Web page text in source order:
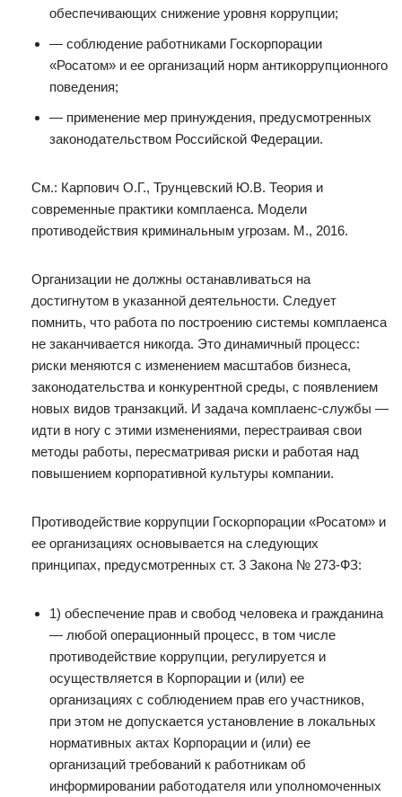
обеспечивающих снижение уровня коррупции;
— соблюдение работниками Госкорпорации
«Росатом» и ее организаций норм антикоррупционного
поведения;
— применение мер принуждения, предусмотренных
законодательством Российской Федерации.
См.: Карпович О.Г., Трунцевский Ю.В. Теория и
современные практики комплаенса. Модели
противодействия криминальным угрозам. М., 2016.
Организации не должны останавливаться на
достигнутом в указанной деятельности. Следует
помнить, что работа по построению системы комплаенса
не заканчивается никогда. Это динамичный процесс:
риски меняются с изменением масштабов бизнеса,
законодательства и конкурентной среды, с появлением
новых видов транзакций. И задача комплаенс-службы —
идти в ногу с этими изменениями, перестраивая свои
методы работы, пересматривая риски и работая над
повышением корпоративной культуры компании.
Противодействие коррупции Госкорпорации «Росатом» и
ее организациях основывается на следующих
принципах, предусмотренных ст. 3 Закона № 273-ФЗ:
1) обеспечение прав и свобод человека и гражданина
— любой операционный процесс, в том числе
противодействие коррупции, регулируется и
осуществляется в Корпорации и (или) ее
организациях с соблюдением прав его участников,
при этом не допускается установление в локальных
нормативных актах Корпорации и (или) ее
организаций требований к работникам об
информировании работодателя или уполномоченных